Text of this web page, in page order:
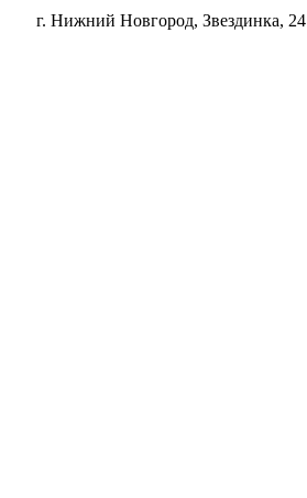
г. Нижний Новгород, Звездинка, 24